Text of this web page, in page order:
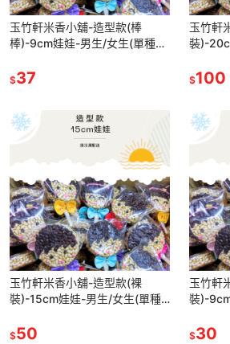
玉竹軒米香小舖-造型款(棒
棒)-9cm娃娃-男生/女生(單種品
$37
玉竹軒
裝)-
$100
玉竹軒米香小舖-造型款(裸
裝)-15cm娃娃-男生/女生(單種
$50
玉竹軒
裝)-
$30